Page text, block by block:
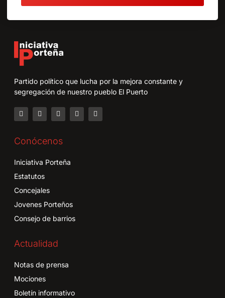
Partido político que lucha por la mejora constante y
segregación de nuestro pueblo El Puerto
Conócenos
Iniciativa Porteña
Estatutos
Concejales
Jovenes Porteños
Consejo de barrios
Actualidad
Notas de prensa
Mociones
Boletín informativo